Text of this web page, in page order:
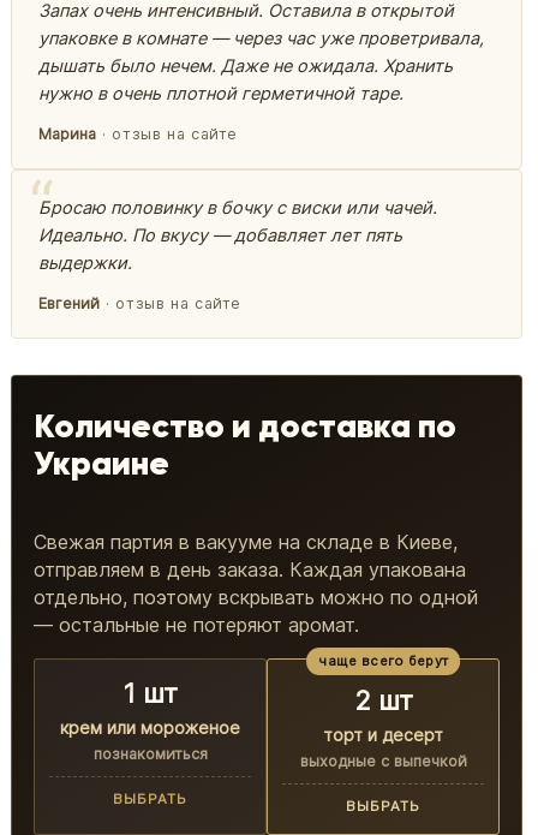
Запах очень интенсивный. Оставила в открытой
упаковке в комнате — через час уже проветривала,
дышать было нечем. Даже не ожидала. Хранить
нужно в очень плотной герметичной таре.
Марина · отзыв на сайте
Бросаю половинку в бочку с виски или чачей.
Идеально. По вкусу — добавляет лет пять
выдержки.
Евгений · отзыв на сайте
Количество и доставка по
Украине
Свежая партия в вакууме на складе в Киеве,
отправляем в день заказа. Каждая упакована
отдельно, поэтому вскрывать можно по одной
— остальные не потеряют аромат.
1 шт
крем или мороженое
познакомиться
ВЫБРАТЬ
чаще всего берут
2 шт
торт и десерт
выходные с выпечкой
ВЫБРАТЬ